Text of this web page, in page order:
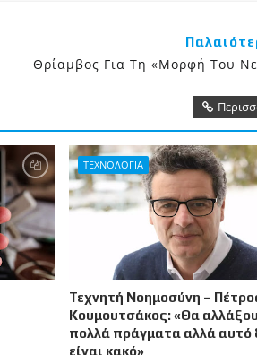
Θρίαμβος Για Τη «Μορφή Του
ΤΕΧΝΟΛΟΓΙΑ
Τεχνητή Νοημοσύνη –
Κουμουτσάκος: «Θα
πολλά πράγματα αλλά αυτό
είναι κακό»